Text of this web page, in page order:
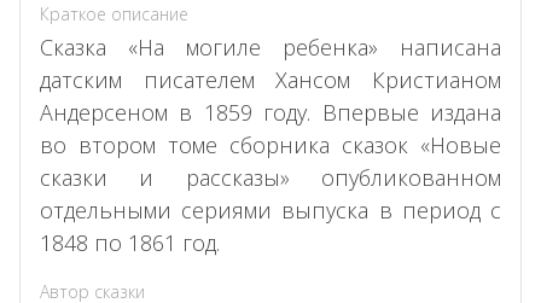
Краткое описание
Сказка «На могиле ребенка» написана
датским писателем Хансом Кристианом
Андерсеном в 1859 году. Впервые издана
во втором томе сборника сказок «Новые
сказки и рассказы» опубликованном
отдельными сериями выпуска в период с
1848 по 1861 год.
Автор сказки